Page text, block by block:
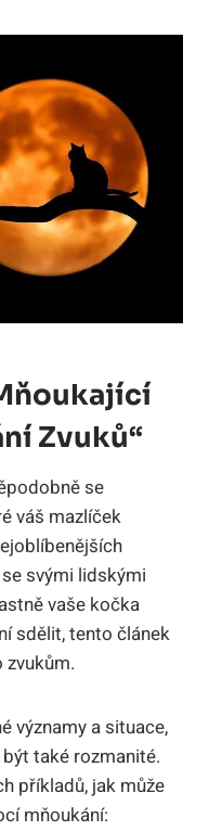
Zvuků“
se
váš mazlíček
svými lidskými
vaše kočka
sdělit, tento článek
významy a situace,
také rozmanité.
příkladů, jak může
mňoukání: